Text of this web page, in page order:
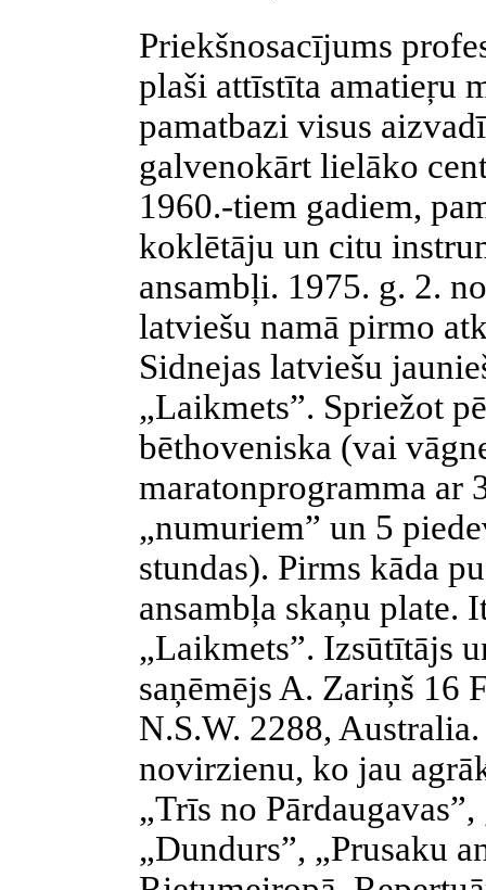
Priekšnosacījums
plaši attīstīta amatieŗu
pamatbazi visus
galvenokārt lielāko
1960.-tiem gadiem,
koklētāju un citu
ansambļi. 1975. g. 2.
latviešu namā pirmo
Sidnejas latviešu
„Laikmets”. Spriežot
bēthoveniska (vai
maratonprogramma ar
„numuriem” un 5
stundas). Pirms kāda
ansambļa skaņu plate.
„Laikmets”. Izsūtītājs
saņēmējs A. Zariņš 16
N.S.W. 2288,
novirzienu, ko jau
„Trīs no
„Dundurs”, „Prusaku